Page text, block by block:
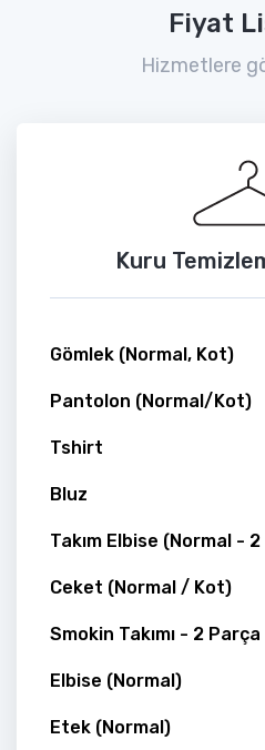
Fiyat
Hizmetlere
Kuru
Gömlek (Normal, Kot)
Pantolon (Normal/Kot)
Tshirt
Bluz
Takım Elbise (Normal -
Ceket (Normal / Kot)
Smokin Takımı - 2 Parça
Elbise (Normal)
Etek (Normal)